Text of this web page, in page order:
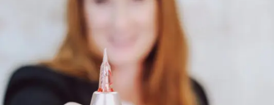
Lighting
Venenatis nam phasellus